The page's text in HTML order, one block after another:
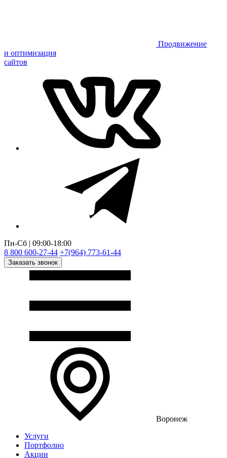
Продвижение
и оптимизация
сайтов
Пн-Сб | 09:00-18:00
8 800 600-27-44 +7(964) 773-61-44
Заказать звонок
Воронеж
Услуги
Портфолио
Акции